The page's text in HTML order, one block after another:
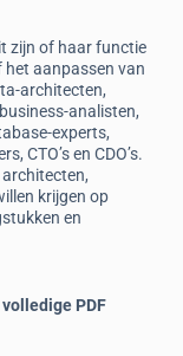
zijn of haar functie
het aanpassen van
architecten,
analisten,
experts,
CTO’s en CDO’s.
krijgen op
en
volledige PDF